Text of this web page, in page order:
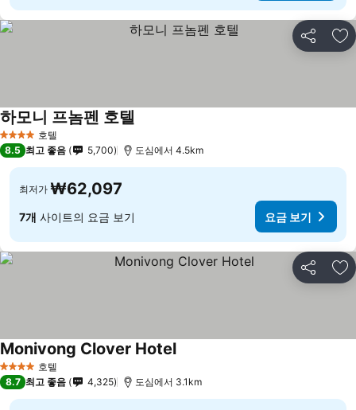
공유 즐
4 성급 호텔
하모니 프놈펜 호텔
8.5 최고 좋음 5,700 도심에서 4.5km
최저가 ₩62,097
7개 사이트의 요금 보기 요금 보기
공유 즐
4 성급 호텔
Monivong Clover Hotel
8.7 최고 좋음 4,325 도심에서 3.1km